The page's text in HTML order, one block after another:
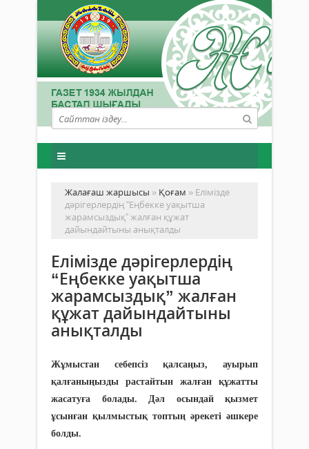
Жалағаш жаршысы » Қоғам » Елімізде
дәрігерлердің “Еңбекке уақытша
жарамсыздық” жалған құжат
дайындайтыны анықталды
Елімізде дәрігерлердің
“Еңбекке уақытша
жарамсыздық” жалған
құжат дайындайтыны
анықталды
Жұмыстан себепсіз қалсаңыз, ауырып
қалғаныңызды растайтын жалған құжатты
жасатуға болады. Дәл осындай қызмет
ұсынған қылмыстық топтың әрекеті әшкере
болды.